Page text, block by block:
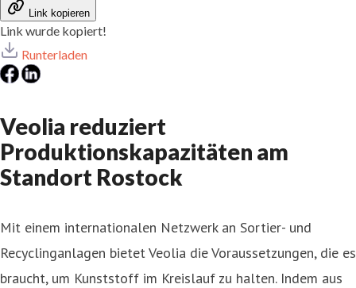
Link kopieren
Link wurde kopiert!
Runterladen
Veolia reduziert
Produktionskapazitäten am
Standort Rostock
Mit einem internationalen Netzwerk an Sortier- und
Recyclinganlagen bietet Veolia die Voraussetzungen, die es
braucht, um Kunststoff im Kreislauf zu halten. Indem aus